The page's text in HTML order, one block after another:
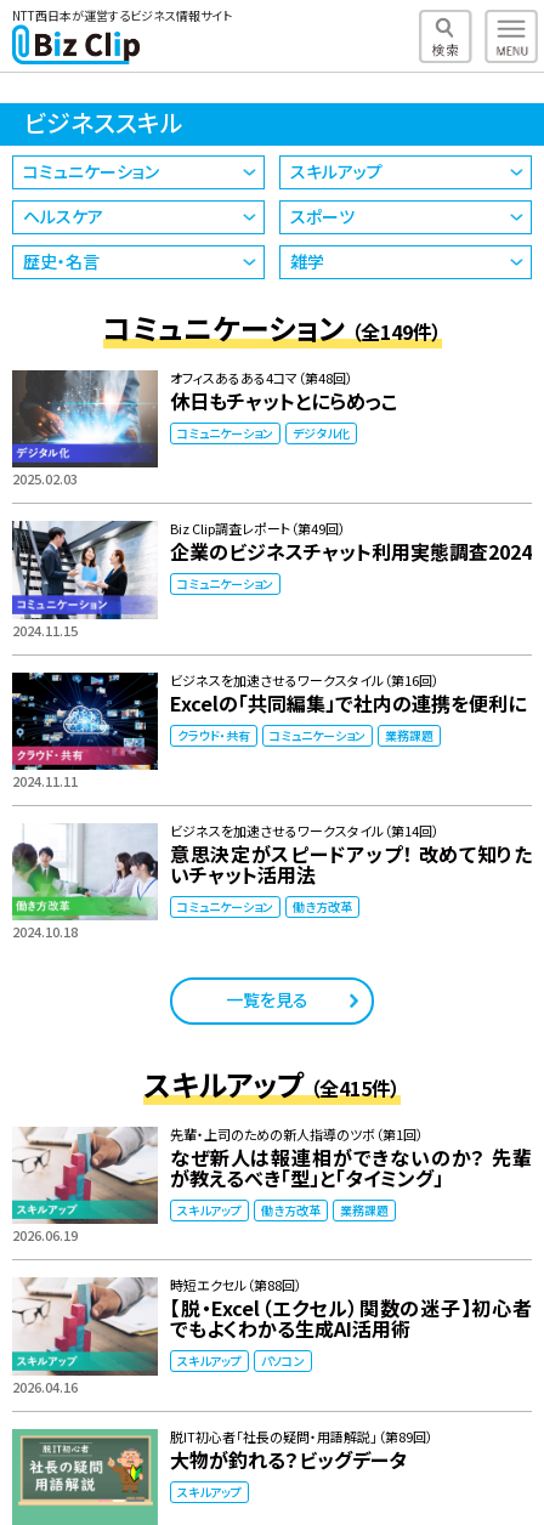
NTT西日本が運営するビジネス情報サイト
ビジネススキル
コミュニケーション
スキルアップ
ヘルスケア
スポーツ
歴史・名言
雑学
コミュニケーション（全149件）
2025.02.03
オフィスあるある4コマ（第48回）
休日もチャットとにらめっこ
コミュニケーション デジタル化
2024.11.15
Biz Clip調査レポート（第49回）
企業のビジネスチャット利用実態調査2024
コミュニケーション
2024.11.11
ビジネスを加速させるワークスタイル（第16回）
Excelの「共同編集」で社内の連携を便利に
クラウド・共有 コミュニケーション 業務課題
2024.10.18
ビジネスを加速させるワークスタイル（第14回）
意思決定がスピードアップ！ 改めて知りた
いチャット活用法
コミュニケーション 働き方改革
一覧を見る
スキルアップ（全415件）
2026.06.19
先輩・上司のための新人指導のツボ（第1回）
なぜ新人は報連相ができないのか？ 先輩
が教えるべき「型」と「タイミング」
スキルアップ 働き方改革 業務課題
2026.04.16
時短エクセル（第88回）
【脱・Excel（エクセル）関数の迷子】初心者
でもよくわかる生成AI活用術
スキルアップ パソコン
脱IT初心者「社長の疑問・用語解説」（第89回）
大物が釣れる？ビッグデータ
スキルアップ